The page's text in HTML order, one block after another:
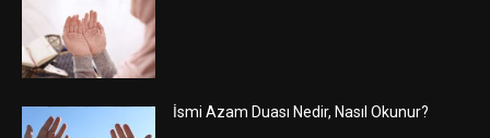
İsmi Azam Duası Nedir, Nasıl Okunur?